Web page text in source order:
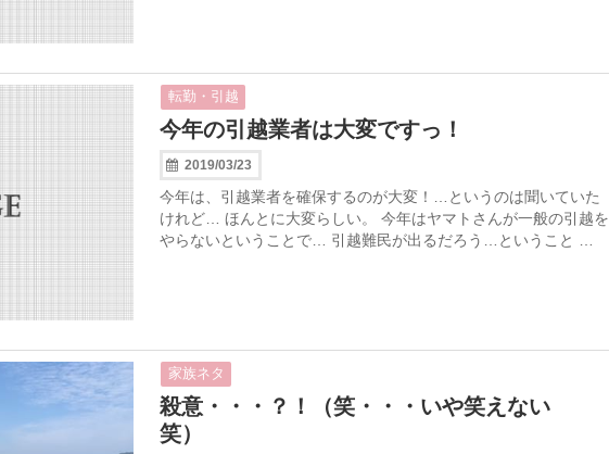
転勤・引越
今年の引越業者は大変ですっ！
2019/03/23
今年は、引越業者を確保するのが大変！…というのは聞いていた
けれど… ほんとに大変らしい。 今年はヤマトさんが一般の引越を
やらないということで… 引越難民が出るだろう…ということ …
家族ネタ
殺意・・・？！（笑・・・いや笑えない
笑）